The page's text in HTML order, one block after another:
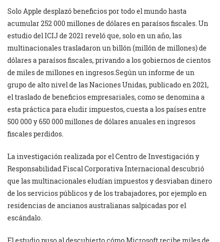
Solo Apple desplazó beneficios por todo el mundo hasta
acumular 252 000 millones de dólares en paraísos fiscales. Un
estudio del ICIJ de 2021 reveló que, solo en un año, las
multinacionales trasladaron un billón (millón de millones) de
dólares a paraísos fiscales, privando a los gobiernos de cientos
de miles de millones en ingresos.Según un informe de un
grupo de alto nivel de las Naciones Unidas, publicado en 2021,
el traslado de beneficios empresariales, como se denomina a
esta práctica para eludir impuestos, cuesta a los países entre
500 000 y 650 000 millones de dólares anuales en ingresos
fiscales perdidos.
La investigación realizada por el Centro de Investigación y
Responsabilidad Fiscal Corporativa Internacional descubrió
que las multinacionales eludían impuestos y desviaban dinero
de los servicios públicos y de los trabajadores, por ejemplo en
residencias de ancianos australianas salpicadas por el
escándalo.